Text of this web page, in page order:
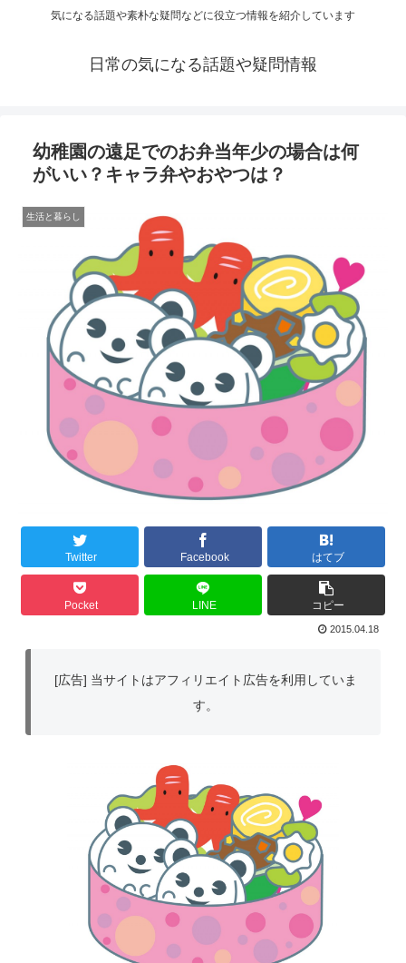
気になる話題や素朴な疑問などに役立つ情報を紹介しています
日常の気になる話題や疑問情報
幼稚園の遠足でのお弁当年少の場合は何
がいい？キャラ弁やおやつは？
生活と暮らし
Twitter Facebook はてブ
Pocket LINE コピー
2015.04.18
[広告] 当サイトはアフィリエイト広告を利用していま
す。